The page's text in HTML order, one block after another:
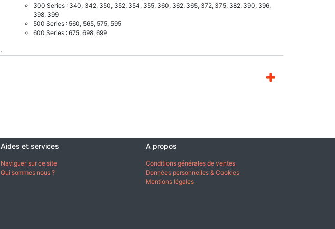
300 Series : 340, 342, 350, 352, 354, 355, 360, 362, 365, 372, 375, 382, 390, 396,
398, 399
500 Series : 560, 565, 575, 595
600 Series : 675, 698, 699
.
Aides et services
Naviguer sur ce site
Qui sommes nous ?
A propos
Conditions générales de ventes
Données personnelles & Cookies
Mentions légales